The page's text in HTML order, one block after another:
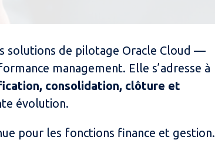
solutions de pilotage Oracle Cloud —
management. Elle s’adresse à
consolidation, clôture et
évolution.
pour les fonctions finance et gestion.